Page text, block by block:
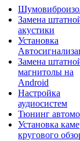
Замена
акустики
Установка
Замена
магнитолы на
Android
Настройка
аудиосистем
Тюнинг
Установка
кругового